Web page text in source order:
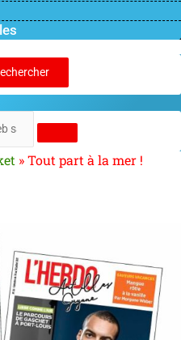
»Tout part à la mer !